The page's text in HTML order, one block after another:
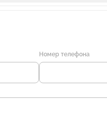
Номер телефона